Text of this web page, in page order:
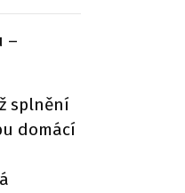
–
splnění
domácí